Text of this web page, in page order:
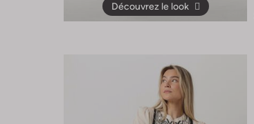
Découvrez le look